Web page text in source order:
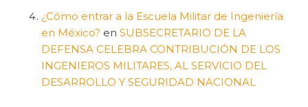
¿Cómo entrar a la Escuela Militar de Ingeniería
en México? en SUBSECRETARIO DE LA
DEFENSA CELEBRA CONTRIBUCIÓN DE LOS
INGENIEROS MILITARES, AL SERVICIO DEL
DESARROLLO Y SEGURIDAD NACIONAL